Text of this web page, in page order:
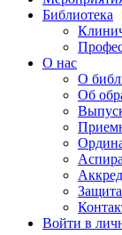
Библиотека
О нас
О
Об
Войти в